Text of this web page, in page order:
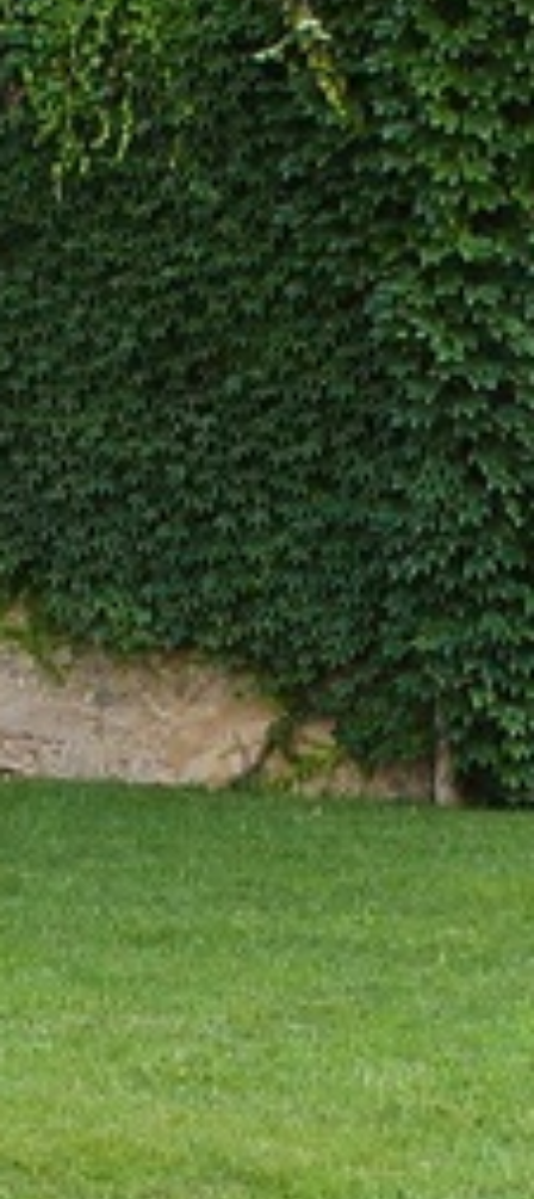
Modifier les cookies
Technique et Fonctionnel
Toujours actif
Ce site Web utilise ses propres cookies pour collecter des
informations afin d'améliorer nos services. Si vous
continuez à naviguer, vous acceptez leur installation.
L'utilisateur a la possibilité de configurer son navigateur,
pouvant, s'il le souhaite, empêcher leur installation sur son
disque dur, même s'il doit garder à l'esprit qu'une telle
action peut entraîner des difficultés de navigation sur le
site.
Analyse et Personnalisation
Ils permettent le suivi et l'analyse du comportement des
utilisateurs de ce site. Les informations collectées via ce
type de cookies sont utilisées pour mesurer l'activité du
Web pour l'élaboration des profils de navigation des
utilisateurs afin d'introduire des améliorations basées sur
l'analyse des données d'utilisation effectuée par les
utilisateurs du service. . Ils nous permettent de
sauvegarder les informations de préférence de l'utilisateur
pour améliorer la qualité de nos services et offrir une
meilleure expérience grâce aux produits recommandés.
Marketing et Publicité
Ces cookies sont utilisés pour stocker des informations sur
les préférences et les choix personnels de l'utilisateur
grâce à l'observation continue de ses habitudes de
navigation. Grâce à eux, nous pouvons connaître les
habitudes de navigation sur le site Web et afficher des
publicités liées au profil de navigation de l'utilisateur.